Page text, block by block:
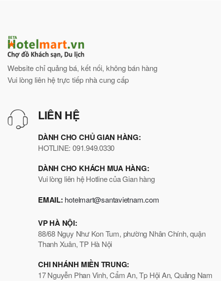
Website chỉ quảng bá, kết nối, không bán hàng
Vui lòng liên hệ trực tiếp nhà cung cấp
LIÊN HỆ
DÀNH CHO CHỦ GIAN HÀNG:
HOTLINE: 091.949.0330
DÀNH CHO KHÁCH MUA HÀNG:
Vui lòng liên hệ Hotline của Gian hàng
EMAIL: hotelmart@santavietnam.com
VP HÀ NỘI:
88/68 Ngụy Như Kon Tum, phường Nhân Chính, quận
Thanh Xuân, TP Hà Nội
CHI NHÁNH MIỀN TRUNG:
17 Nguyễn Phan Vinh, Cẩm An, Tp Hội An, Quảng Nam